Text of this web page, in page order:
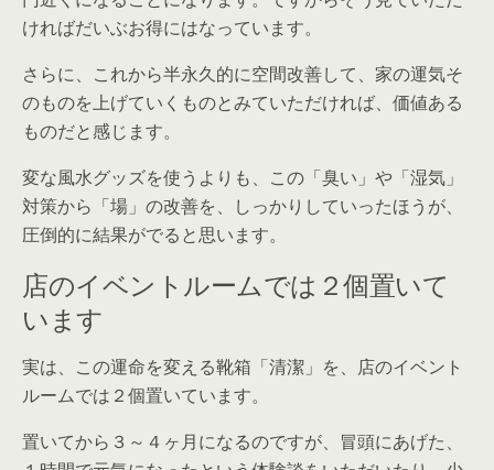
ければだいぶお得にはなっています。
さらに、これから半永久的に空間改善して、家の運気そ
のものを上げていくものとみていただければ、価値ある
ものだと感じます。
変な風水グッズを使うよりも、この「臭い」や「湿気」
対策から「場」の改善を、しっかりしていったほうが、
圧倒的に結果がでると思います。
店のイベントルームでは２個置いて
います
実は、この運命を変える靴箱「清潔」を、店のイベント
ルームでは２個置いています。
置いてから３～４ヶ月になるのですが、冒頭にあげた、